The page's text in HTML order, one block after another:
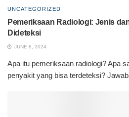
UNCATEGORIZED
Pemeriksaan Radiologi: Jenis
Dideteksi
JUNE 8, 2024
Apa itu pemeriksaan radiologi? Apa
penyakit yang bisa terdeteksi?